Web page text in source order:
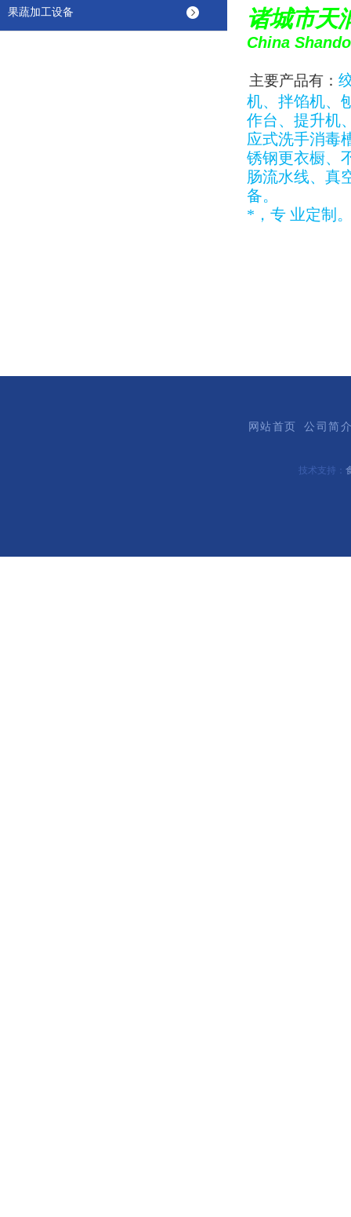
果蔬加工设备 诸城市天
China
主要产品有 ：
机、拌馅机、
作台、提升机
应式洗手消毒
锈钢更衣橱、
肠流水线、真
备。
*，专 业定制
网站首页 公司简
技术支持：